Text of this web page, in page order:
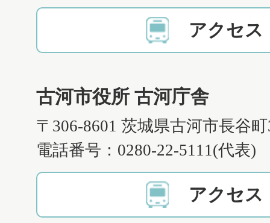
アクセス
古河市役所 古河庁舎
〒306-8601 茨城県古河市長谷
電話番号：0280-22-5111(代表)
アクセス